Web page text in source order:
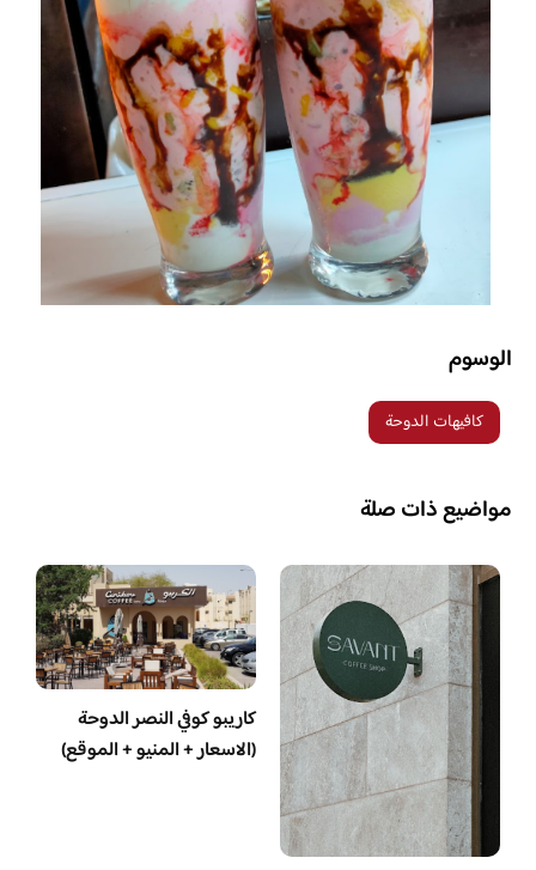
الوسوم
كافيهات الدوحة
مواضيع ذات صلة
كاريبو كوفي النصر الدوحة
(الاسعار + المنيو + الموقع)